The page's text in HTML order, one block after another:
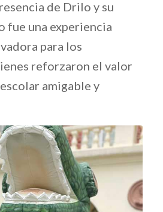
de Drilo y su
fue una experiencia
para los
reforzaron el valor
amigable y